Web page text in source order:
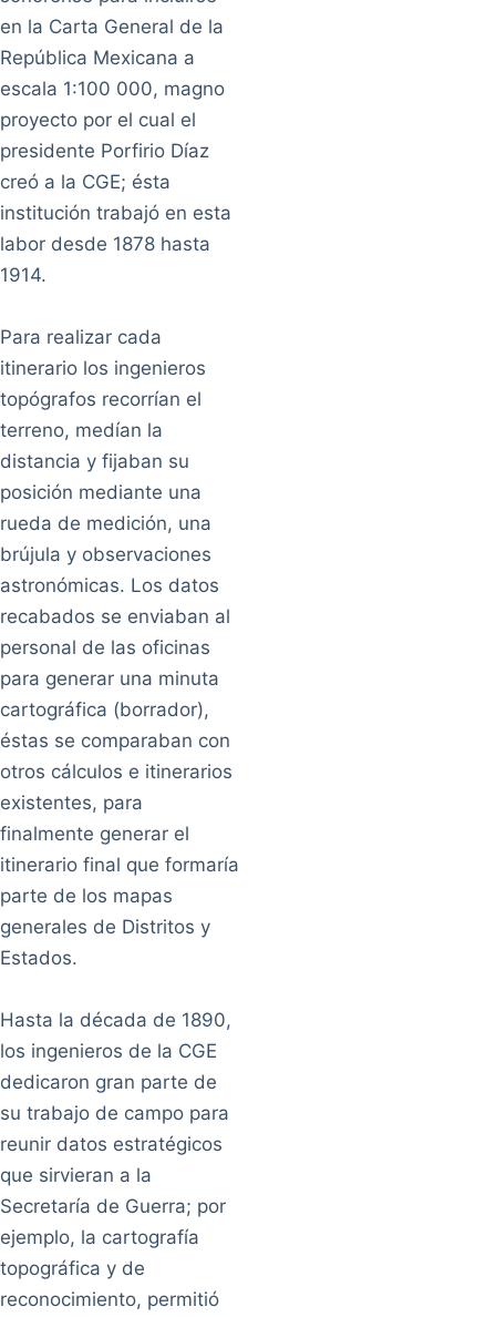
en la Carta General de la
República Mexicana a
escala 1:100 000, magno
proyecto por el cual el
presidente Porfirio Díaz
creó a la CGE; ésta
institución trabajó en esta
labor desde 1878 hasta
1914.
Para realizar cada
itinerario los ingenieros
topógrafos recorrían el
terreno, medían la
distancia y fijaban su
posición mediante una
rueda de medición, una
brújula y observaciones
astronómicas. Los datos
recabados se enviaban al
personal de las oficinas
para generar una minuta
cartográfica (borrador),
éstas se comparaban con
otros cálculos e itinerarios
existentes, para
finalmente generar el
itinerario final que formaría
parte de los mapas
generales de Distritos y
Estados.
Hasta la década de 1890,
los ingenieros de la CGE
dedicaron gran parte de
su trabajo de campo para
reunir datos estratégicos
que sirvieran a la
Secretaría de Guerra; por
ejemplo, la cartografía
topográfica y de
reconocimiento, permitió